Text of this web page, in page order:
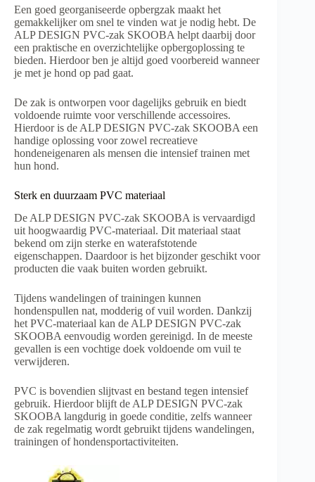
Een goed georganiseerde opbergzak maakt het
gemakkelijker om snel te vinden wat je nodig hebt. De
ALP DESIGN PVC-zak SKOOBA helpt daarbij door
een praktische en overzichtelijke opbergoplossing te
bieden. Hierdoor ben je altijd goed voorbereid wanneer
je met je hond op pad gaat.
De zak is ontworpen voor dagelijks gebruik en biedt
voldoende ruimte voor verschillende accessoires.
Hierdoor is de ALP DESIGN PVC-zak SKOOBA een
handige oplossing voor zowel recreatieve
hondeneigenaren als mensen die intensief trainen met
hun hond.
Sterk en duurzaam PVC materiaal
De ALP DESIGN PVC-zak SKOOBA is vervaardigd
uit hoogwaardig PVC-materiaal. Dit materiaal staat
bekend om zijn sterke en waterafstotende
eigenschappen. Daardoor is het bijzonder geschikt voor
producten die vaak buiten worden gebruikt.
Tijdens wandelingen of trainingen kunnen
hondenspullen nat, modderig of vuil worden. Dankzij
het PVC-materiaal kan de ALP DESIGN PVC-zak
SKOOBA eenvoudig worden gereinigd. In de meeste
gevallen is een vochtige doek voldoende om vuil te
verwijderen.
PVC is bovendien slijtvast en bestand tegen intensief
gebruik. Hierdoor blijft de ALP DESIGN PVC-zak
SKOOBA langdurig in goede conditie, zelfs wanneer
de zak regelmatig wordt gebruikt tijdens wandelingen,
trainingen of hondensportactiviteiten.